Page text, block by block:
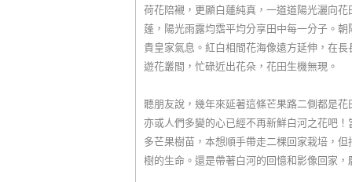
荷花陪襯，更顯白蓮純真，一道道陽光灑向
蓬，陽光雨露均霑平均分享田中每一分子。
貴皇家氣息。紅白相間花海像遠方延伸，在
遊花叢間，忙碌近出花朵，花田生機無現。
聽朋友說，幾年來延著這條芒果路二側都是
亦或人們多變的心已經不再新鮮白河之花吧
多芒果樹苗，本想順手帶走二棵回家栽培，
樹的生命。還是帶著白河的回憶和影像回家